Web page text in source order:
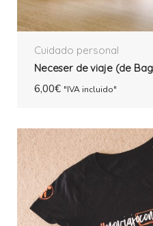
Cuidado personal
Neceser de viaje (de
6,00€ "IVA incluido"